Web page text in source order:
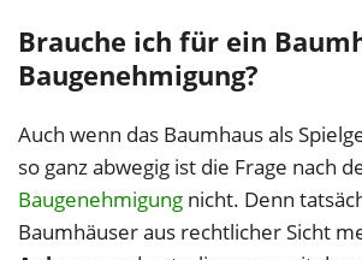
Brauche ich für ein
Baugenehmigung?
Auch wenn das Baumhaus als
so ganz abwegig ist die Frage nach
Baugenehmigung nicht. Denn
Baumhäuser aus rechtlicher Sicht